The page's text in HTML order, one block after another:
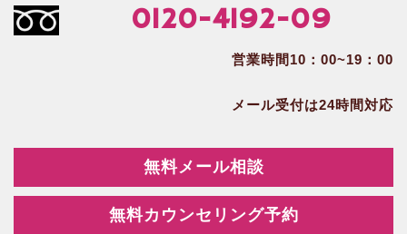
0120-4192-09
営業時間10：00~19：00
メール受付は24時間対応
無料メール相談
無料カウンセリング予約